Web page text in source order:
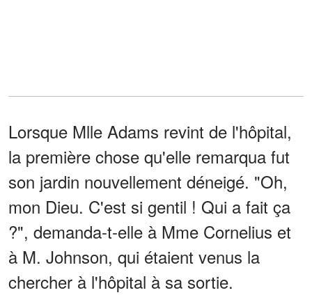
Lorsque Mlle Adams revint de l'hôpital,
la première chose qu'elle remarqua fut
son jardin nouvellement déneigé. "Oh,
mon Dieu. C'est si gentil ! Qui a fait ça
?", demanda-t-elle à Mme Cornelius et
à M. Johnson, qui étaient venus la
chercher à l'hôpital à sa sortie.